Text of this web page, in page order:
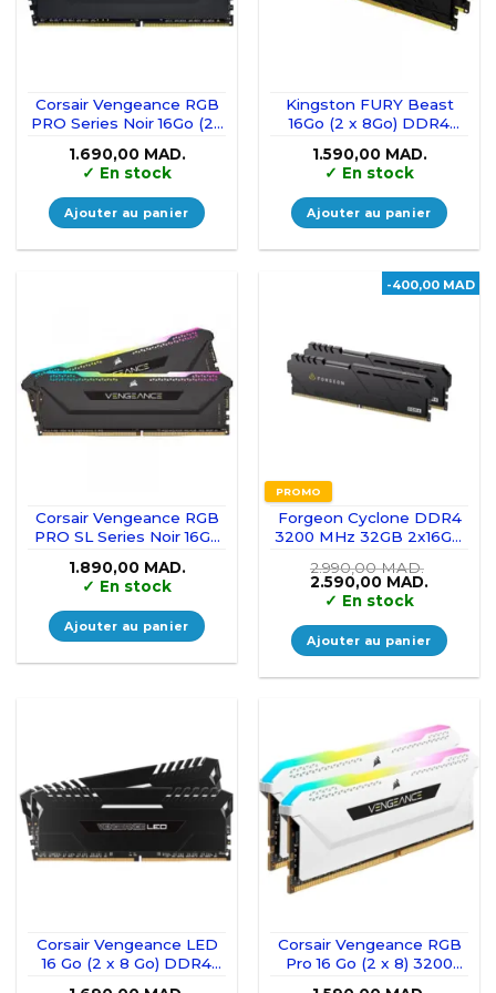
Corsair Vengeance RGB
PRO Series Noir 16Go (2x
CL16
1.690,00 MAD.
✓ En stock
Ajouter au panier
Kingston FURY Beast
16Go (2 x 8Go) DDR4
1.590,00 MAD.
✓ En stock
Ajouter au panier
Corsair Vengeance RGB
PRO SL Series Noir 16Go
MHz CL18
1.890,00 MAD.
✓ En stock
Ajouter au panier
-400,00 MAD
PROMO
Forgeon Cyclone DDR4
3200 MHz 32GB 2x16GB
2.990,00MAD.
Le
prix
initial
était :
2.990,00 MAD..
2.590,00 MAD.
est :
✓ En stock
Ajouter au panier
Corsair Vengeance LED
16 Go (2 x 8 Go) DDR4
Corsair Vengeance RGB
Pro 16 Go (2 x 8) 3200